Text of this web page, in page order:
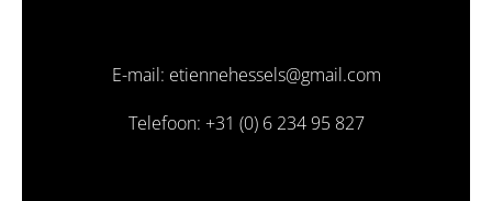
E-mail: etiennehessels@gmail.com
Telefoon: +31 (0) 6 234 95 827